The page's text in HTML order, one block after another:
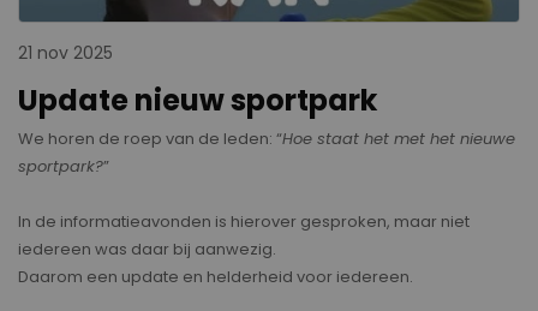
21 nov 2025
Update nieuw sportpark
We horen de roep van de leden: “Hoe staat het met het nieuwe
sportpark?”
In de informatieavonden is hierover gesproken, maar niet
iedereen was daar bij aanwezig.
Daarom een update en helderheid voor iedereen.